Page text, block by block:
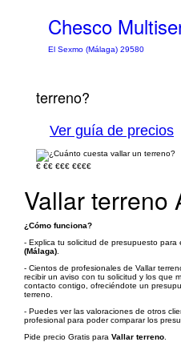
Chesco
El Sexmo (Málaga) 29580
terreno?
Ver guía de precios
€ €€ €€€ €€€€
Vallar terreno
¿Cómo funciona?
- Explica tu solicitud de presupuesto para
(Málaga)
- Cientos de profesionales de Vallar
recibir un aviso con tu solicitud y los que
contacto contigo, ofreciéndote un
terreno.
- Puedes ver las valoraciones de otros
profesional para poder comparar los
Pide precio Gratis para Vallar terreno